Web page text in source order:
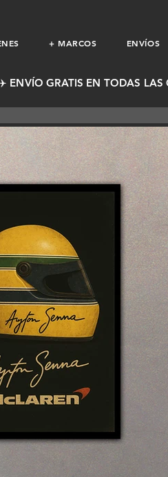
+ MARCOS ENVÍOS
ENVÍO GRATIS EN TODAS